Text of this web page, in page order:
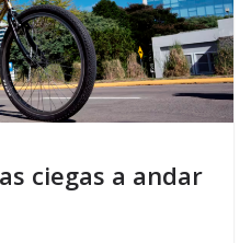
ciegas a andar